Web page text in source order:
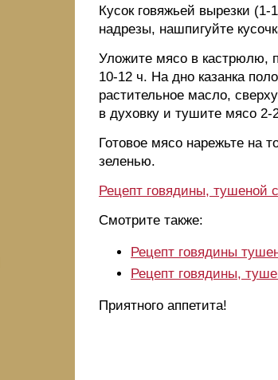
Кусок говяжьей вырезки
надрезы, нашпигуйте
Уложите мясо в кастрюлю,
10-12 ч. На дно казанка
растительное масло,
в духовку и тушите мясо 2-
Готовое мясо нарежьте на
зеленью.
Рецепт говядины, тушеной
Смотрите также:
Рецепт говядины
Рецепт говядины,
Приятного аппетита!